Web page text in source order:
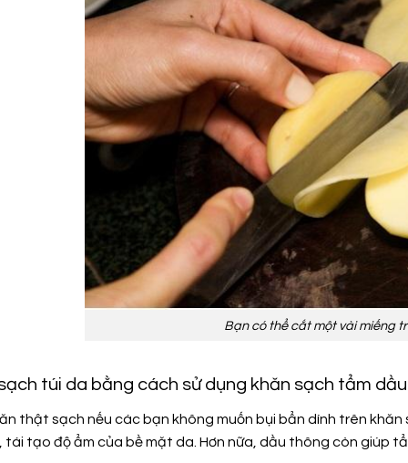
Bạn có thể cắt một vài miếng
túi da bằng cách sử dụng khăn sạch tẩm
thật sạch nếu các bạn không muốn bụi bẩn dính trên
tái tạo độ ẩm của bề mặt da. Hơn nữa, dầu thông còn giúp